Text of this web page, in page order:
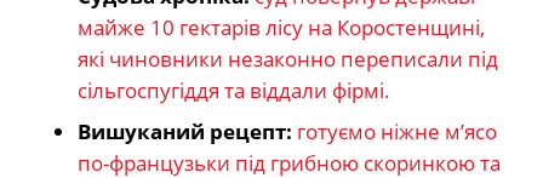
майже 10 гектарів лісу на Коростенщині,
які чиновники незаконно переписали під
сільгоспугіддя та віддали фірмі.
Вишуканий рецепт: готуємо ніжне м’ясо
по-французьки під грибною скоринкою та